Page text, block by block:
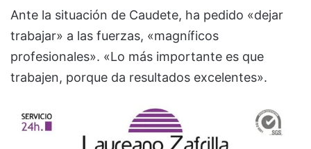
Ante la situación de Caudete, ha pedido «dejar
trabajar» a las fuerzas, «magníficos
profesionales». «Lo más importante es que
trabajen, porque da resultados excelentes».